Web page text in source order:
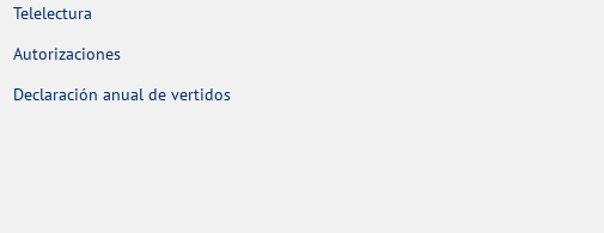
Telelectura
Autorizaciones
Declaración anual de vertidos